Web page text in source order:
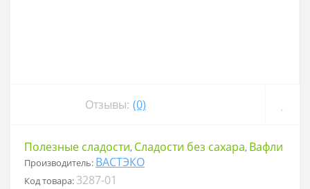
Отзывы: (0)
Полезные сладости, Сладости без сахара, Вафли
Производитель: ВАСТЭКО
Код товара: 3287-01